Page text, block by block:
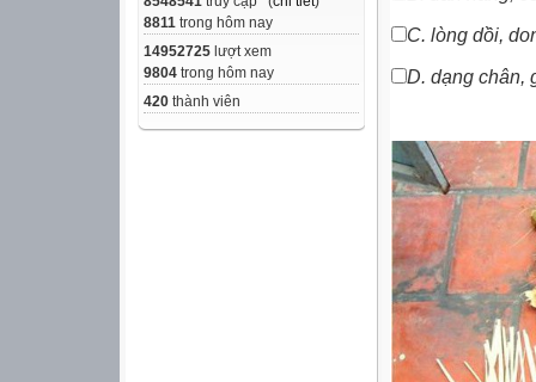
8811 trong hôm nay
14952725 lượt xem
9804 trong hôm nay
420 thành viên
C. lòng dồi,
D. dạng chân,